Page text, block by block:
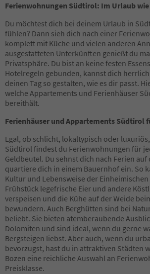
6
7
8
9
10
11
12
13
14
15
16
17
19
20
21
22
23
24
25
26
27
28
29
30
31
32
Ferienwohnungen Südtirol: Im Urlaub wie
Du möchtest dich bei deinem Urlaub in
fühlen? Dann sieh dich nach einer
komplett mit Küche und vielen anderen
ausgestatteten Unterkünften genießt du
Privatsphäre. Du bist an keine festen
Hotelregeln gebunden, kannst dich
deinen Tag so gestalten, wie es dir passt.
welche Appartements und Ferienhäuser
bereithält.
Ferienhäuser und Appartements Südtirol
Egal, ob schlicht, lokaltypisch oder
Südtirol findest du Ferienwohnungen für
Geldbeutel. Du sehnst dich nach Ferien auf
quartiere dich in einem Bauernhof ein. So
Kultur und Lebensweise der
Frühstück legefrische Eier und andere
verspeisen und die Kühe auf der Weide
bewundern. Auch Berghütten sind bei
beliebt. Sie bieten atemberaubende
Dolomiten und sind ideal, wenn du gerne
Bergsteigen liebst. Aber auch, wenn du
bevorzugst, hast du in attraktiven Städten
Bozen eine reichliche Auswahl an
Preisklasse.